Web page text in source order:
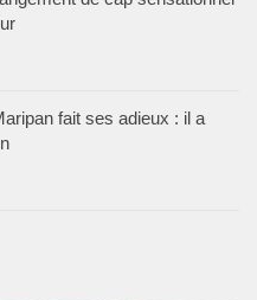
fait ses adieux : il a